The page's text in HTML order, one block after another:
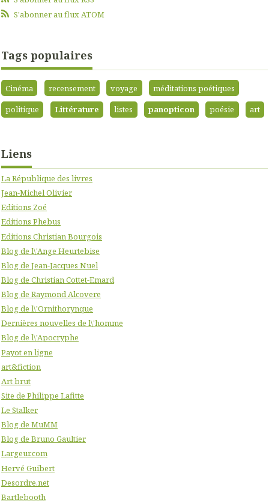
S'abonner au flux ATOM
Tags populaires
Cinéma recensement voyage
méditations poétiques
politique
Littérature listes panopticon poésie art
Liens
La République des livres
Jean-Michel Olivier
Editions Zoé
Editions Phebus
Editions Christian Bourgois
Blog de l\'Ange Heurtebise
Blog de Jean-Jacques Nuel
Blog de Christian Cottet-Emard
Blog de Raymond Alcovere
Blog de l\'Ornithorynque
Dernières nouvelles de l\'homme
Blog de l\'Apocryphe
Payot en ligne
art&fiction
Art brut
Site de Philippe Lafitte
Le Stalker
Blog de MuMM
Blog de Bruno Gaultier
Largeur.com
Hervé Guibert
Desordre.net
Bartlebooth